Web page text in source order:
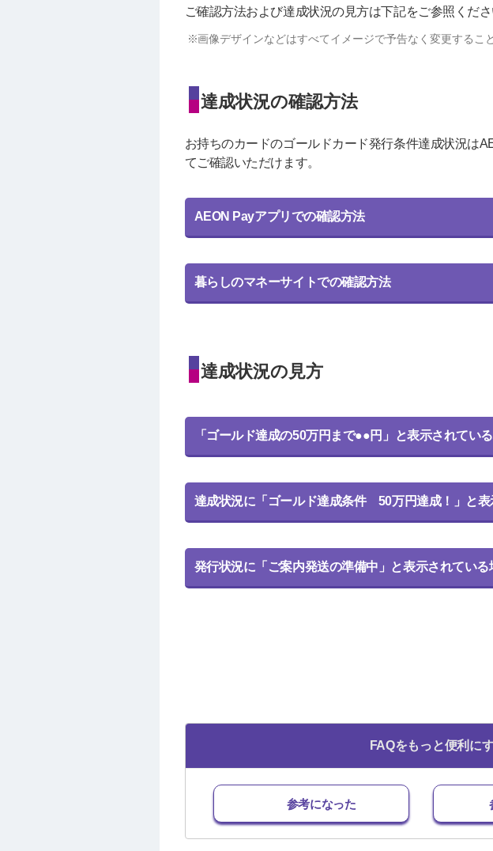
ご確認方法および達成状況の見方は下記をご参照くださ
画像デザインなどはすべてイメージで予告なく変更するこ
達成状況の確認方法
お持ちのカードのゴールドカード発行条件達成状況は
てご確認いただけます。
AEON Payアプリでの確認方法
暮らしのマネーサイトでの確認方法
達成状況の見方
「ゴールド達成の50万円まで●●円」と表示されてい
達成状況に「ゴールド達成条件 50万円達成！」と表
発行状況に「ご案内発送の準備中」と表示されている
FAQをもっと便利に
参考になった